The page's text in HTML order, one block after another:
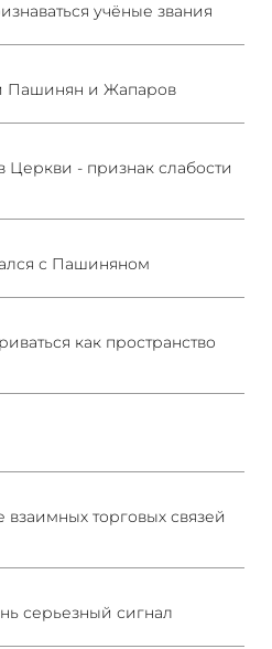
учёные звания
Пашинян и Жапаров
Церкви - признак слабости
с Пашиняном
как пространство
торговых связей
серьезный сигнал